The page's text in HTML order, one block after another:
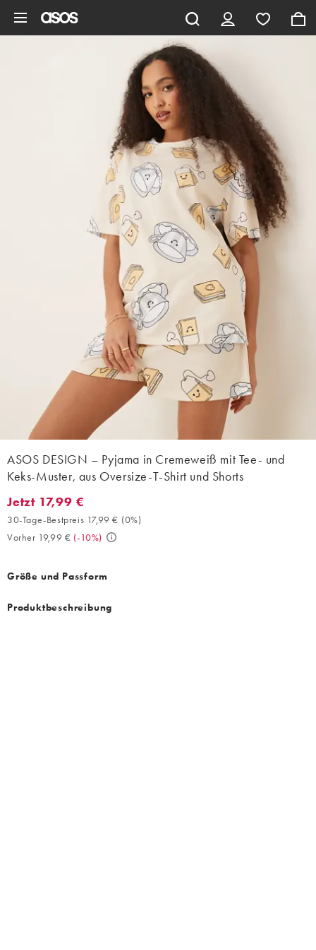
ASOS DESIGN – Pyjama in Cremeweiß mit Tee- und
Keks-Muster, aus Oversize-T-Shirt und Shorts
Jetzt 17,99 €. 30-Tage-Bestpreis 17,99 € (0%). Vorher 19,99 €. (-
Jetzt 17,99 €
30-Tage-Bestpreis 17,99 € (0%)
Vorher 19,99 € (-10%)
Größe und Passform
Produktbeschreibung